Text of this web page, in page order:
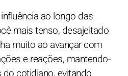
ao longo das
mais tenso, desajeitado
muito ao avançar com
e reações, mantendo-